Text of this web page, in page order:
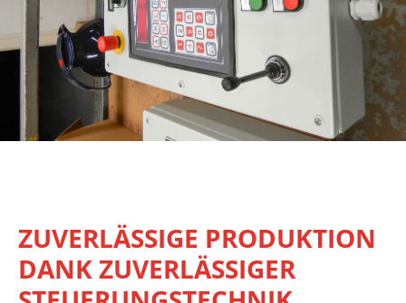
ZUVERLÄSSIGE PRODUKTION
DANK ZUVERLÄSSIGER